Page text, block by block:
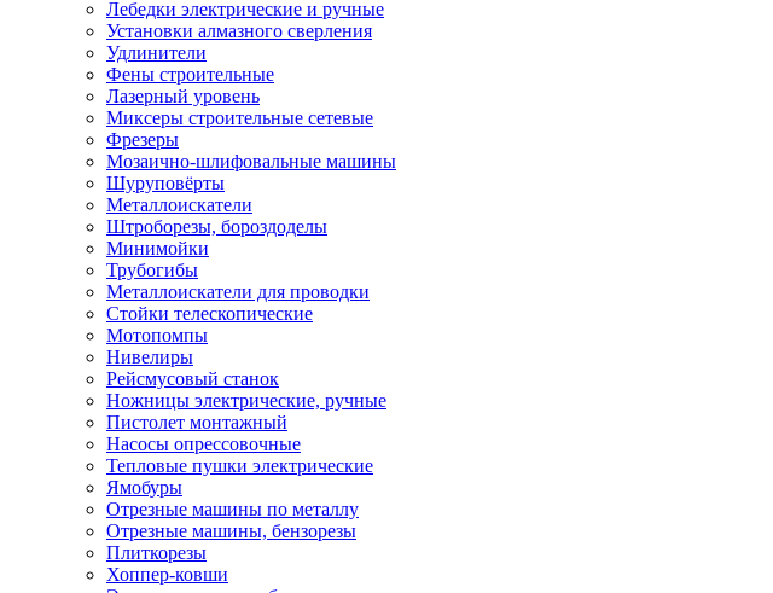
Лебедки электрические и ручные
Установки алмазного сверления
Удлинители
Фены строительные
Лазерный уровень
Миксеры строительные сетевые
Фрезеры
Мозаично-шлифовальные машины
Шуруповёрты
Металлоискатели
Штроборезы, бороздоделы
Минимойки
Трубогибы
Металлоискатели для проводки
Стойки телескопические
Мотопомпы
Нивелиры
Рейсмусовый станок
Ножницы электрические, ручные
Пистолет монтажный
Насосы опрессовочные
Тепловые пушки электрические
Ямобуры
Отрезные машины по металлу
Отрезные машины, бензорезы
Плиткорезы
Хоппер-ковши